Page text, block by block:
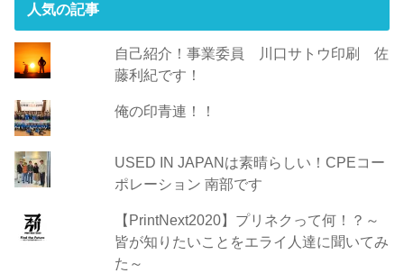
人気の記事
自己紹介！事業委員 川口サトウ印刷 佐
藤利紀です！
俺の印青連！！
USED IN JAPANは素晴らしい！CPEコー
ポレーション 南部です
【PrintNext2020】プリネクって何！？～
皆が知りたいことをエライ人達に聞いてみ
た～